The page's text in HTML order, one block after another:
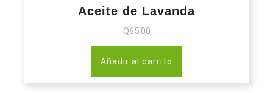
Aceite de Lavanda
Q65.00
Añadir al carrito